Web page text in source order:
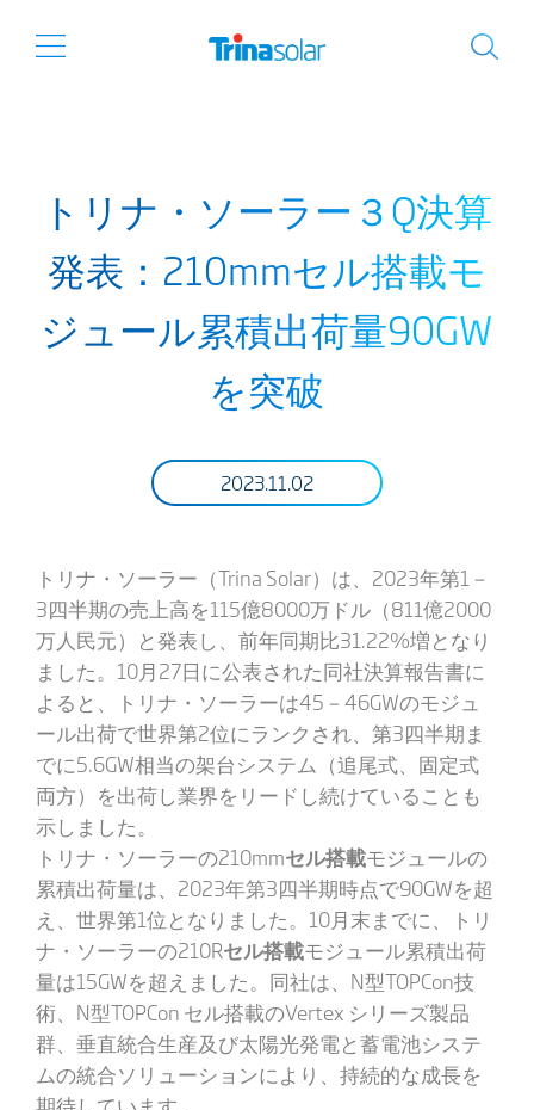
トリナ・ソーラー３Q決算
発表：210mmセル搭載モ
ジュール累積出荷量90GW
を突破
2023.11.02
トリナ・ソーラー（Trina Solar）は、2023年第1－
3四半期の売上高を115億8000万ドル（811億2000
万人民元）と発表し、前年同期比31.22%増となり
ました。10月27日に公表された同社決算報告書に
よると、トリナ・ソーラーは45－46GWのモジュ
ール出荷で世界第2位にランクされ、第3四半期ま
でに5.6GW相当の架台システム（追尾式、固定式
両方）を出荷し業界をリードし続けていることも
示しました。
トリナ・ソーラーの210mmセル搭載モジュールの
累積出荷量は、2023年第3四半期時点で90GWを超
え、世界第1位となりました。10月末までに、トリ
ナ・ソーラーの210Rセル搭載モジュール累積出荷
量は15GWを超えました。同社は、N型TOPCon技
術、N型TOPCon セル搭載のVertex シリーズ製品
群、垂直統合生産及び太陽光発電と蓄電池システ
ムの統合ソリューションにより、持続的な成長を